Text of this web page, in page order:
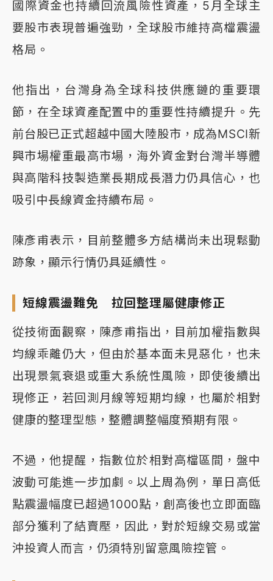
國際資金也持續回流風險性資產，5月全球主
要股市表現普遍強勁，全球股市維持高檔震盪
格局。
他指出，台灣身為全球科技供應鏈的重要環
節，在全球資產配置中的重要性持續提升。先
前台股已正式超越中國大陸股市，成為MSCI新
興市場權重最高市場，海外資金對台灣半導體
與高階科技製造業長期成長潛力仍具信心，也
吸引中長線資金持續布局。
陳彥甫表示，目前整體多方結構尚未出現鬆動
跡象，顯示行情仍具延續性。
短線震盪難免 拉回整理屬健康修正
從技術面觀察，陳彥甫指出，目前加權指數與
均線乖離仍大，但由於基本面未見惡化，也未
出現景氣衰退或重大系統性風險，即使後續出
現修正，若回測月線等短期均線，也屬於相對
健康的整理型態，整體調整幅度預期有限。
不過，他提醒，指數位於相對高檔區間，盤中
波動可能進一步加劇。以上周為例，單日高低
點震盪幅度已超過1000點，創高後也立即面臨
部分獲利了結賣壓，因此，對於短線交易或當
沖投資人而言，仍須特別留意風險控管。